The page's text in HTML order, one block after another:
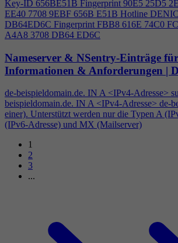
Key-ID 656BE51B Fingerprint 90E5 25D5
EE40 7708 9EBF 656B E51B Hotline
DB64ED6C Fingerprint FBB8 616E 74C0
A4A8 3708 DB64 ED6C
Nameserver & NSentry-Einträge
Informationen & Anforderungen |
de-beispieldomain.de. IN A <IPv4-Adresse>
beispieldomain.de. IN A <IPv4-Adresse> de-
einer). Unterstützt werden nur die Typen A
(IPv6-Adresse) und MX (Mailserver)
1
2
3
...